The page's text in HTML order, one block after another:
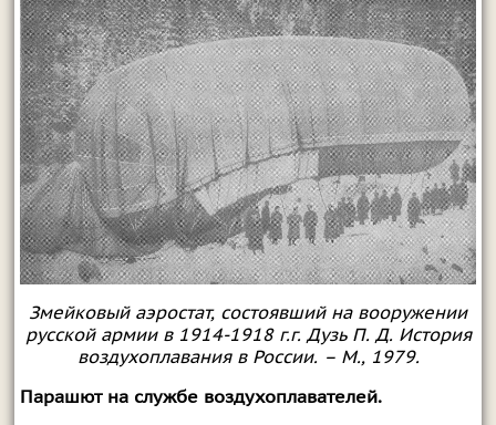
Змейковый аэростат, состоявший на вооружении
русской армии в 1914-1918 г.г. Дузь П. Д. История
воздухоплавания в России. – М., 1979.
Парашют на службе воздухоплавателей.